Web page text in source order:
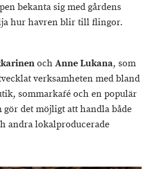
bekanta sig med gårdens
hur havren blir till flingor.
ochAnne Lukana, som
verksamheten med bland
sommarkafé och en populär
det möjligt att handla både
andra lokalproducerade